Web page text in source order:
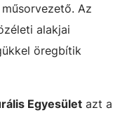
Az
alakjai
öregbítik
Egyesület azt a